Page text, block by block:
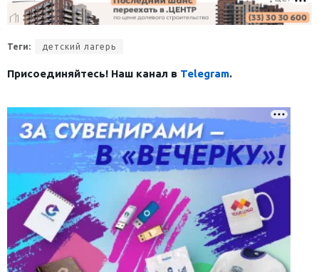
Теги: детский лагерь
Присоединяйтесь! Наш канал в Telegram.